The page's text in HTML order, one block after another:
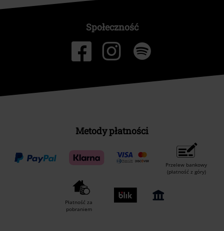
Społeczność
Metody płatności
Przelew bankowy
(płatność z góry)
Płatność za
pobraniem